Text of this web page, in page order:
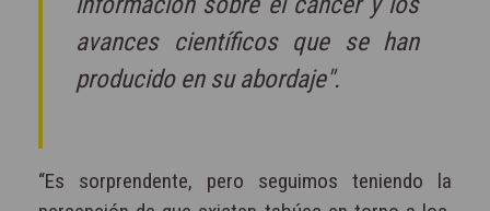
avances científicos que se han
producido en su abordaje".
“Es sorprendente, pero seguimos teniendo la